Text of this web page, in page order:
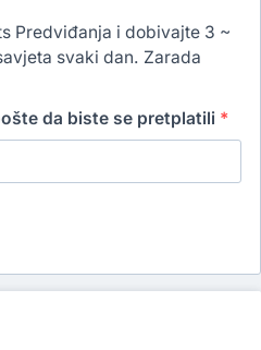
Predviđanja i dobivajte 3 ~
svaki dan. Zarada
da biste se pretplatili *